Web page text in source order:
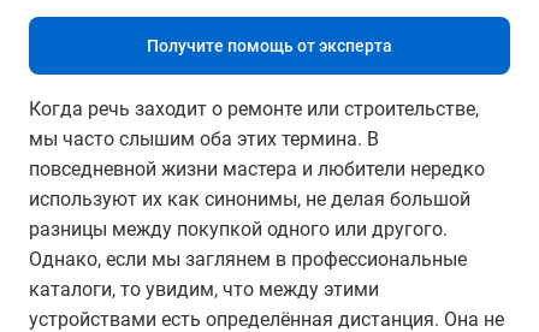
Получите помощь от эксперта
Когда речь заходит о ремонте или строительстве,
мы часто слышим оба этих термина. В
повседневной жизни мастера и любители нередко
используют их как синонимы, не делая большой
разницы между покупкой одного или другого.
Однако, если мы заглянем в профессиональные
каталоги, то увидим, что между этими
устройствами есть определённая дистанция. Она не